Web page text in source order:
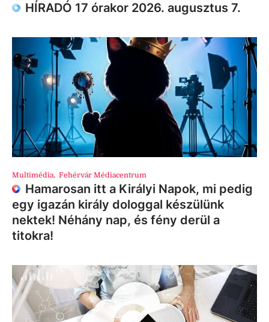
HÍRADÓ 17 órakor 2026. augusztus 7.
Multimédia, Fehérvár Médiacentrum
Hamarosan itt a Királyi Napok, mi pedig
egy igazán király dologgal készülünk
nektek! Néhány nap, és fény derül a
titokra!